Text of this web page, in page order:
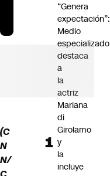
(C
N
N/
“Genera
expectación”:
Medio
especializado
destaca
a
la
actriz
Mariana
di
Girolamo
y
la
incluye